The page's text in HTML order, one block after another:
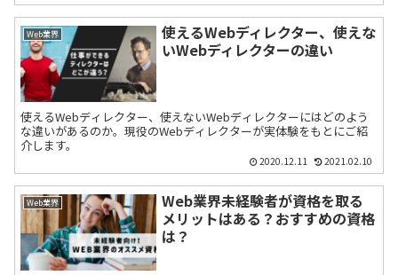
Web業界
使えるWebディレクター、使えな
いWebディレクターの違い
使えるWebディレクター、使えないWebディレクターにはどのよう
な違いがあるのか。現役のWebディレクターが実体験をもとにご紹
介します。
2020.12.11 2021.02.10
Web業界
Web業界未経験者が資格を取る
メリットはある？おすすめの資格
は？